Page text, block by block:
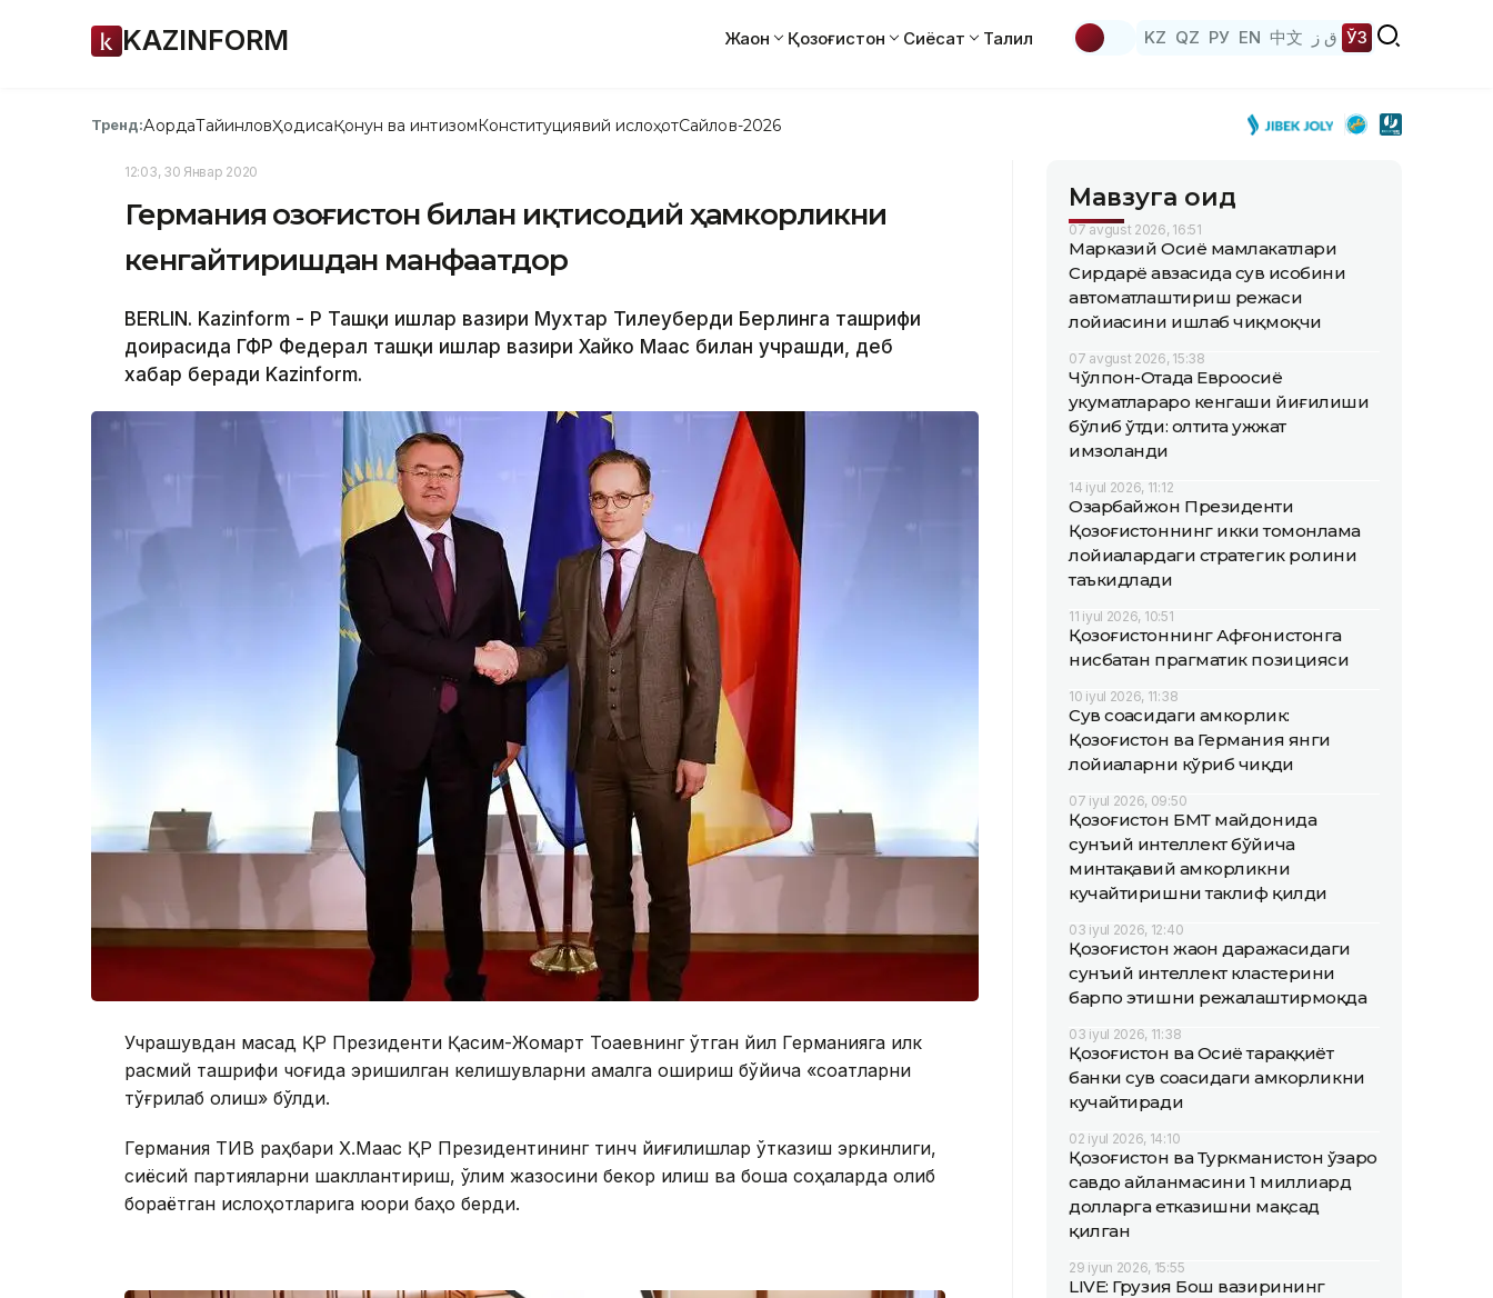
KAZINFORM Жаҳон Қозоғистон Сиёсат Таҳлил KZ QZ РУ EN 中文 ق ز ЎЗ
Тренд:АқордаТайинловҲодисаҚонун ва интизомКонституциявий ислоҳотСайлов-2026
12:03, 30 Январ 2020
Германия Қозоғистон билан иқтисодий ҳамкорликни
кенгайтиришдан манфаатдор
BERLIN. Kazinform - ҚР Ташқи ишлар вазири Мухтар Тилеуберди Берлинга ташрифи
доирасида ГФР Федерал ташқи ишлар вазири Хайко Маас билан учрашди, деб
хабар беради Kazinform.
Учрашувдан мақсад ҚР Президенти Қасим-Жомарт Тоқаевнинг ўтган йил Германияга илк
расмий ташрифи чоғида эришилган келишувларни амалга ошириш бўйича «соатларни
тўғрилаб олиш» бўлди.
Германия ТИВ раҳбари Х.Маас ҚР Президентининг тинч йиғилишлар ўтказиш эркинлиги,
сиёсий партияларни шакллантириш, ўлим жазосини бекор қилиш ва бошқа соҳаларда олиб
бораётган ислоҳотларига юқори баҳо берди.
Мавзуга оид
07 avgust 2026, 16:51
Марказий Осиё мамлакатлари
Сирдарё ҳавзасида сув ҳисобини
автоматлаштириш режаси
лойиҳасини ишлаб чиқмоқчи
07 avgust 2026, 15:38
Чўлпон-Отада Евроосиё
ҳукуматлараро кенгаши йиғилиши
бўлиб ўтди: олтита ҳужжат
имзоланди
14 iyul 2026, 11:12
Озарбайжон Президенти
Қозоғистоннинг икки томонлама
лойиҳалардаги стратегик ролини
таъкидлади
11 iyul 2026, 10:51
Қозоғистоннинг Афғонистонга
нисбатан прагматик позицияси
10 iyul 2026, 11:38
Сув соҳасидаги ҳамкорлик:
Қозоғистон ва Германия янги
лойиҳаларни кўриб чиқди
07 iyul 2026, 09:50
Қозоғистон БМТ майдонида
сунъий интеллект бўйича
минтақавий ҳамкорликни
кучайтиришни таклиф қилди
03 iyul 2026, 12:40
Қозоғистон жаҳон даражасидаги
сунъий интеллект кластерини
барпо этишни режалаштирмоқда
03 iyul 2026, 11:38
Қозоғистон ва Осиё тараққиёт
банки сув соҳасидаги ҳамкорликни
кучайтиради
02 iyul 2026, 14:10
Қозоғистон ва Туркманистон ўзаро
савдо айланмасини 1 миллиард
долларга етказишни мақсад
қилган
29 iyun 2026, 15:55
LIVE: Грузия Бош вазирининг